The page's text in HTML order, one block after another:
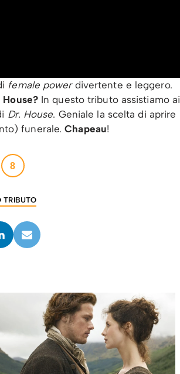
female powerdivertente e leggero.
In questo tributo assistiamo ai
Dr. House. Geniale la scelta di aprire
funerale.Chapeau!
8
TRIBUTO